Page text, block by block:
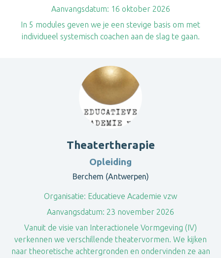
Aanvangsdatum: 16 oktober 2026
In 5 modules geven we je een stevige basis om met
individueel systemisch coachen aan de slag te gaan.
Theatertherapie
Opleiding
Berchem (Antwerpen)
Organisatie: Educatieve Academie vzw
Aanvangsdatum: 23 november 2026
Vanuit de visie van Interactionele Vormgeving (IV)
verkennen we verschillende theatervormen. We kijken
naar theoretische achtergronden en ondervinden ze aan